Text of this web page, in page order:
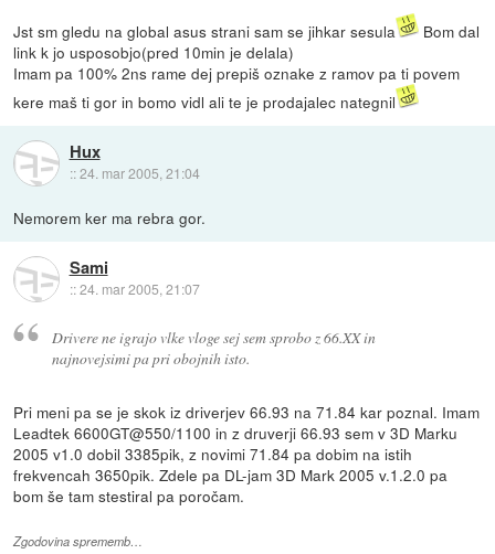
Jst sm gledu na global asus strani sam se jihkar sesula
Bom dal
link k jo usposobjo(pred 10min je delala)
Imam pa 100% 2ns rame dej prepiš oznake z ramov pa ti povem
kere maš ti gor in bomo vidl ali te je prodajalec nategnil
Hux
::24. mar 2005, 21:04
Nemorem ker ma rebra gor.
Sami
::24. mar 2005, 21:07
Drivere ne igrajo vlke vloge sej sem sprobo z 66.XX in
najnovejsimi pa pri obojnih isto.
Pri meni pa se je skok iz driverjev 66.93 na 71.84 kar poznal. Imam
Leadtek 6600GT@550/1100 in z druverji 66.93 sem v 3D Marku
2005 v1.0 dobil 3385pik, z novimi 71.84 pa dobim na istih
frekvencah 3650pik. Zdele pa DL-jam 3D Mark 2005 v.1.2.0 pa
bom še tam stestiral pa poročam.
Zgodovina sprememb…